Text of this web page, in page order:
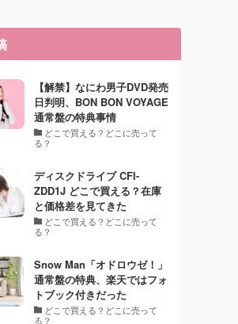
【解禁】なにわ男子DVD発売
日判明、BON BON VOYAGE
通常盤の特典事情
どこで買える？どこに売って
る？
ディスクドライブ CFI-
ZDD1J どこで買える？在庫
と価格差を見てきた
どこで買える？どこに売って
る？
Snow Man「オドロウゼ！」
通常盤の特典、楽天ではフォ
トブック付きだった
どこで買える？どこに売って
る？